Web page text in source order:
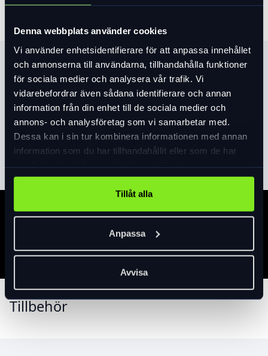
Denna webbplats använder cookies
Vi använder enhetsidentifierare för att anpassa innehållet
och annonserna till användarna, tillhandahålla funktioner
för sociala medier och analysera vår trafik. Vi
vidarebefordrar även sådana identifierare och annan
information från din enhet till de sociala medier och
annons- och analysföretag som vi samarbetar med.
Dessa kan i sin tur kombinera informationen med annan
information som du har tillhandahållit eller som de har
Tillåt alla
Anpassa
Avvisa
Produktinformation
SWAT™-kompatibel design för integrering med
förvaring och verktyg.
Förstärkt kompositmaterial ökar slitstyrkan utan
att extra vikt.
Öppning åt sidan för att lätt komma åt på ramar
med begränsat utrymme.
Vänstersidig isättning på underröret – högersidig
isättning vid montering på sadelröret.
Stilren, minimalistisk design med sylvass grafik.
MTB SWAT™ Box går att montera (på kompatibla
ramar).
Läs merexpand_more
Specifikation
Tillbehör